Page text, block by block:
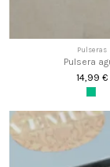
Pulseras
Pulsera
14,99 €